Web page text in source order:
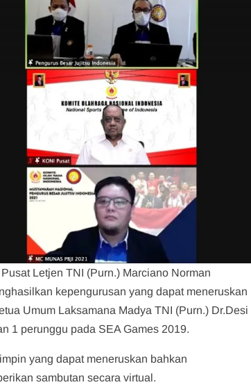
Letjen TNI (Purn.) Marciano Norman
kepengurusan yang dapat meneruskan
Umum Laksamana Madya TNI (Purn.) Dr.Desi
1 perunggu pada SEA Games 2019.
yang dapat meneruskan bahkan
sambutan secara virtual.